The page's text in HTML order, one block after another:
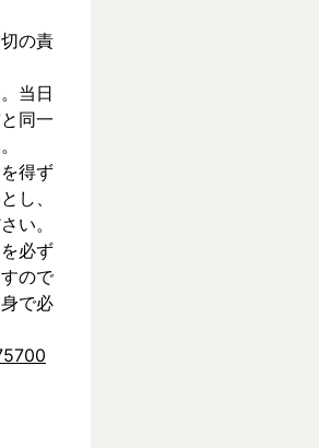
の責
当日
同一
得ず
し、
い。
必ず
ので
で必